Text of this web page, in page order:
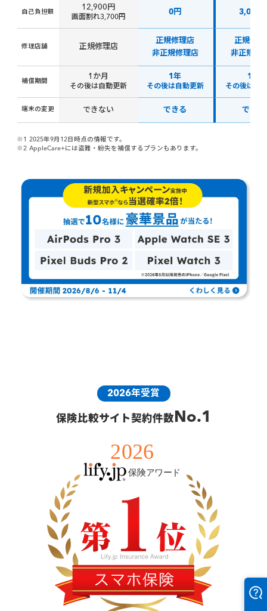
自己負担額
12,900円
画面割れ3,700円
0円 3,000
修理店舗 正規修理店
正規修理店
非正規修理店
正規修理
非正規修
補償期間
1か月
その後は自動更新
1年
その後は自動更新
1年
その後は自
端末の変更 できない できる できる
※1
2025年9月12日時点の情報です。
※2 AppleCare+には盗難・紛失を補償するプランもあります。
2026年受賞
保険比較サイト契約件数 No.1